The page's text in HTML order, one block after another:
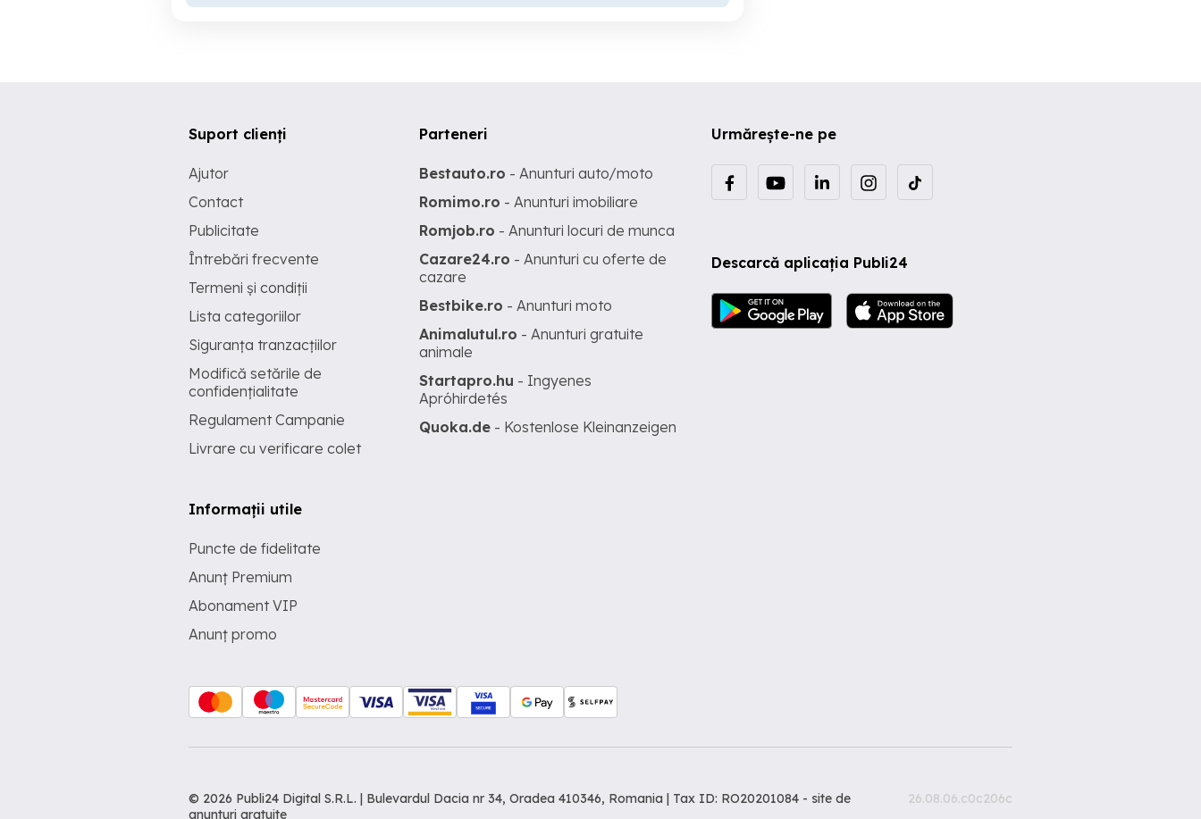
Urmărește-ne pe
Descarcă aplicația Publi24
Suport clienți
Ajutor
Contact
Publicitate
Întrebări frecvente
Termeni și condiții
Lista categoriilor
Siguranța tranzacțiilor
Modifică setările de
confidențialitate
Regulament Campanie
Livrare cu verificare colet
Informații utile
Puncte de fidelitate
Anunț Premium
Abonament VIP
Anunț promo
Parteneri
Bestauto.ro - Anunturi auto/moto
Romimo.ro - Anunturi imobiliare
Romjob.ro - Anunturi locuri de munca
Cazare24.ro - Anunturi cu oferte de
cazare
Bestbike.ro - Anunturi moto
Animalutul.ro - Anunturi gratuite
animale
Startapro.hu - Ingyenes
Apróhirdetés
Quoka.de - Kostenlose Kleinanzeigen
© 2026 Publi24 Digital S.R.L. | Bulevardul Dacia nr 34, Oradea 410346, Romania | Tax ID: RO20201084 - site de
anunturi gratuite
26.08.06.c0c206c